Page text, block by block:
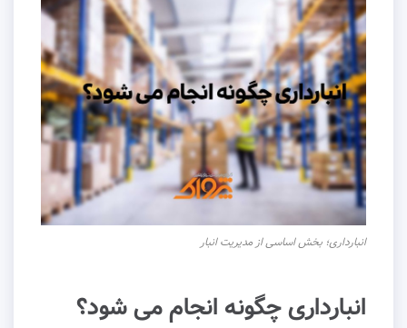
انبارداری؛ بخش اساسی از مدیریت انبار
انبارداری چگونه انجام می شود؟